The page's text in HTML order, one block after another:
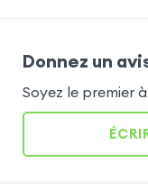
Donnez un
Soyez le premier